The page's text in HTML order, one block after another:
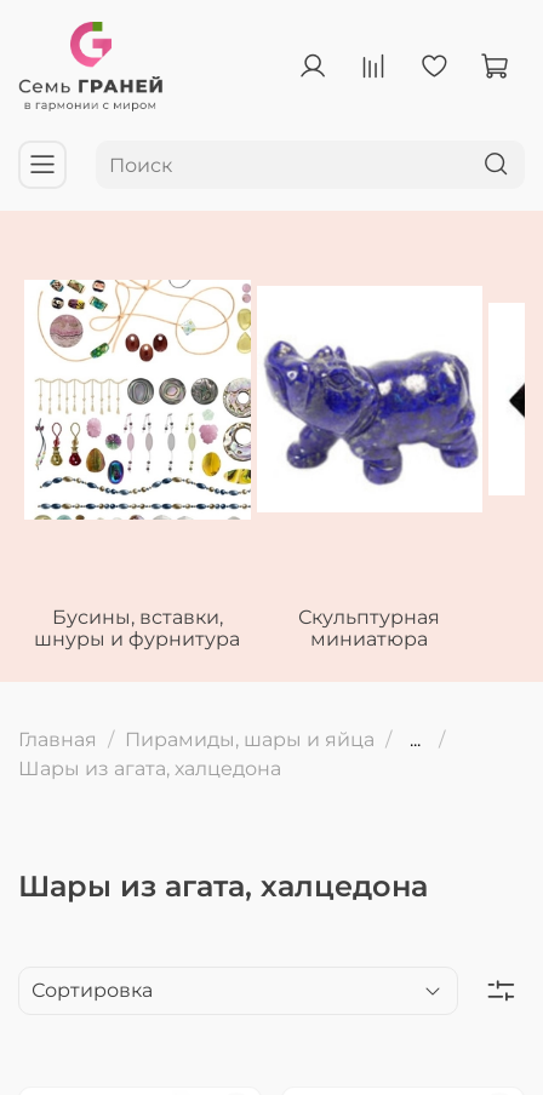
Бусины, вставки,
шнуры и фурнитура
Скульптурная
миниатюра
Главная Пирамиды, шары и яйца
...
Шары из агата, халцедона
Шары из агата, халцедона